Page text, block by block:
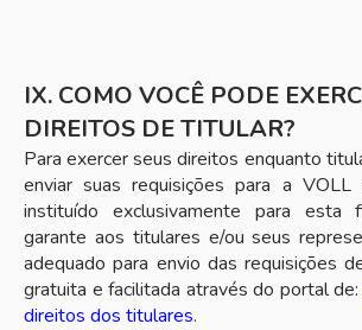
IX. COMO VOCÊ PODE
DIREITOS DE TITULAR?
Para exercer seus direitos enquanto
enviar suas requisições para a
instituído exclusivamente para esta
garante aos titulares e/ou seus
adequado para envio das requisições
gratuita e facilitada através do portal de:
direitos dos titulares.